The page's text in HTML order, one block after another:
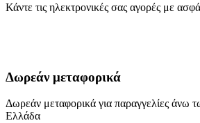
Κάντε τις ηλεκτρονικές σας αγορές με
Δωρεάν μεταφορικά
Δωρεάν μεταφορικά για παραγγελίες άνω
Ελλάδα